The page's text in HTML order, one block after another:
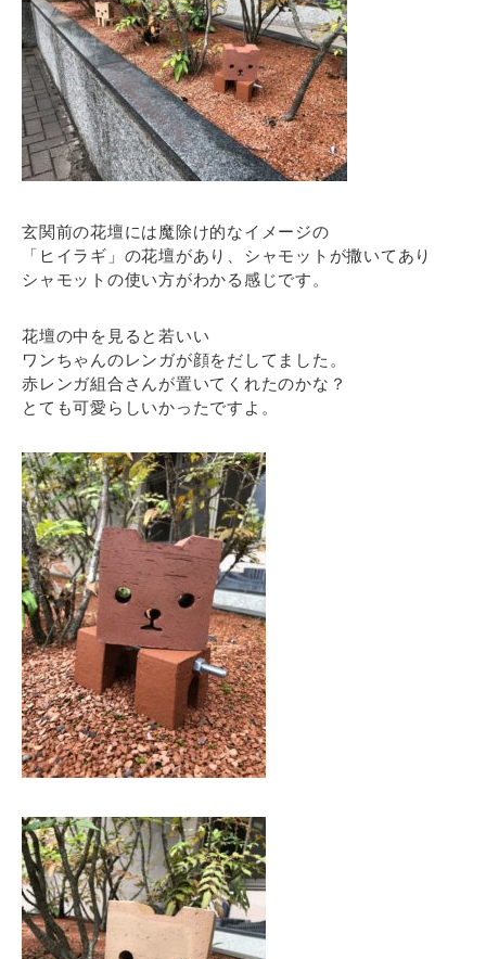
玄関前の花壇には魔除け的なイメージの
「ヒイラギ」の花壇があり、シャモットが撒いてあり
シャモットの使い方がわかる感じです。
花壇の中を見ると若いい
ワンちゃんのレンガが顔をだしてました。
赤レンガ組合さんが置いてくれたのかな？
とても可愛らしいかったですよ。